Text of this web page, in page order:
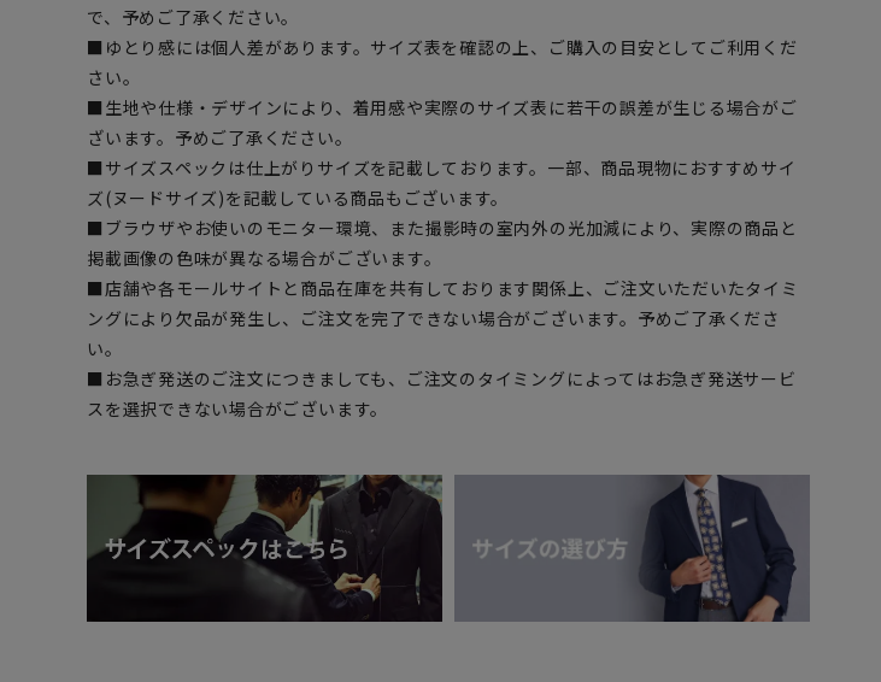
で、予めご了承ください。
■ゆとり感には個人差があります。サイズ表を確認の上、ご購入の目安としてご利用くだ
さい。
■生地や仕様・デザインにより、着用感や実際のサイズ表に若干の誤差が生じる場合がご
ざいます。予めご了承ください。
■サイズスペックは仕上がりサイズを記載しております。一部、商品現物におすすめサイ
ズ(ヌードサイズ)を記載している商品もございます。
■ブラウザやお使いのモニター環境、また撮影時の室内外の光加減により、実際の商品と
掲載画像の色味が異なる場合がございます。
■店舗や各モールサイトと商品在庫を共有しております関係上、ご注文いただいたタイミ
ングにより欠品が発生し、ご注文を完了できない場合がございます。予めご了承くださ
い。
■お急ぎ発送のご注文につきましても、ご注文のタイミングによってはお急ぎ発送サービ
スを選択できない場合がございます。